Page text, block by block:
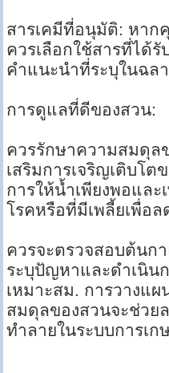
สารเคมีที่อนุมัติ: หาก
ควรเลือกใช้สารที่ได้
คำแนะนำที่ระบุในฉล
การดูแลที่ดีของสวน:
ควรรักษาความสมดุล
เสริมการเจริญเติบโต
การให้น้ำเพียงพอและ
โรคหรือที่มีเพลี้ยเพื่อล
ควรจะตรวจสอบต้นก
ระบุปัญหาและดำเนิน
เหมาะสม. การวางแ
สมดุลของสวนจะช่วย
ทำลายในระบบการเ